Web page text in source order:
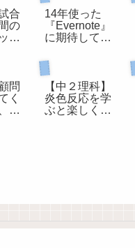
合
の
ク
14年使った
『Evernote』
に期待してい
ないので退会
します。
て
問
く
担
理科の授業
【中２理科】
炎色反応を学
ぶと楽しくな